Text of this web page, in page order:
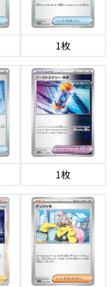
1枚
1枚